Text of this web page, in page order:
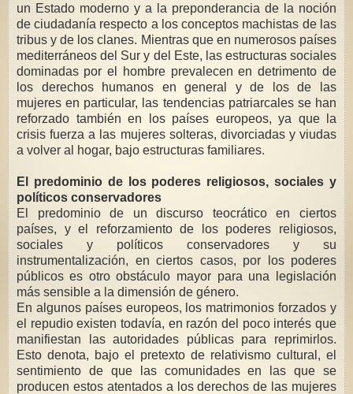
un Estado moderno y a la preponderancia de la noción
de ciudadanía respecto a los conceptos machistas de las
tribus y de los clanes. Mientras que en numerosos países
mediterráneos del Sur y del Este, las estructuras sociales
dominadas por el hombre prevalecen en detrimento de
los derechos humanos en general y de los de las
mujeres en particular, las tendencias patriarcales se han
reforzado también en los países europeos, ya que la
crisis fuerza a las mujeres solteras, divorciadas y viudas
a volver al hogar, bajo estructuras familiares.
El predominio de los poderes religiosos, sociales y
políticos conservadores
El predominio de un discurso teocrático en ciertos
países, y el reforzamiento de los poderes religiosos,
sociales y políticos conservadores y su
instrumentalización, en ciertos casos, por los poderes
públicos es otro obstáculo mayor para una legislación
más sensible a la dimensión de género.
En algunos países europeos, los matrimonios forzados y
el repudio existen todavía, en razón del poco interés que
manifiestan las autoridades públicas para reprimirlos.
Esto denota, bajo el pretexto de relativismo cultural, el
sentimiento de que las comunidades en las que se
producen estos atentados a los derechos de las mujeres